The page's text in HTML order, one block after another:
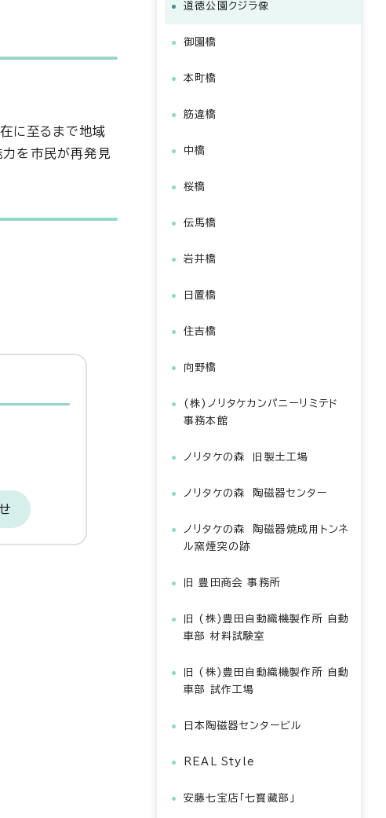
に至るまで地域
を市民が再発見
道徳公園クジラ像
御園橋
本町橋
筋違橋
中橋
桜橋
伝馬橋
岩井橋
日置橋
住吉橋
向野橋
(株)ノリタケカンパニーリミテド
事務本館
ノリタケの森 旧製土工場
ノリタケの森 陶磁器センター
ノリタケの森 陶磁器焼成用トンネ
ル窯煙突の跡
旧 豊田商会 事務所
旧 (株)豊田自動織機製作所 自動
車部 材料試験室
旧 (株)豊田自動織機製作所 自動
車部 試作工場
日本陶磁器センタービル
REAL Style
安藤七宝店「七寳藏部」